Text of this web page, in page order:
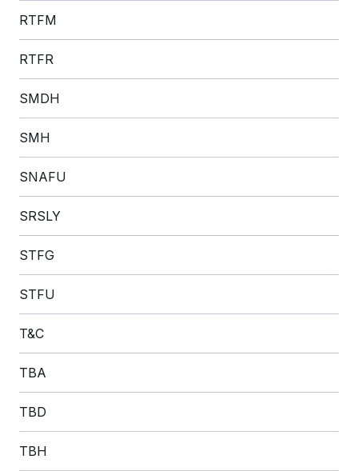
RTFM
RTFR
SMDH
SMH
SNAFU
SRSLY
STFG
STFU
T&C
TBA
TBD
TBH